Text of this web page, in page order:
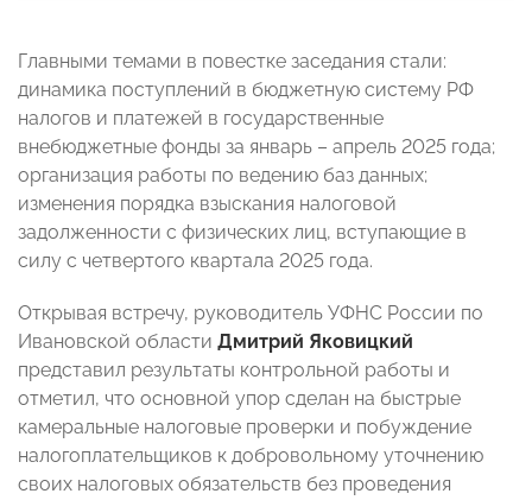
Главными темами в повестке заседания стали:
динамика поступлений в бюджетную систему РФ
налогов и платежей в государственные
внебюджетные фонды за январь – апрель 2025 года;
организация работы по ведению баз данных;
изменения порядка взыскания налоговой
задолженности с физических лиц, вступающие в
силу с четвертого квартала 2025 года.
Открывая встречу, руководитель УФНС России по
Ивановской области Дмитрий Яковицкий
представил результаты контрольной работы и
отметил, что основной упор сделан на быстрые
камеральные налоговые проверки и побуждение
налогоплательщиков к добровольному уточнению
своих налоговых обязательств без проведения